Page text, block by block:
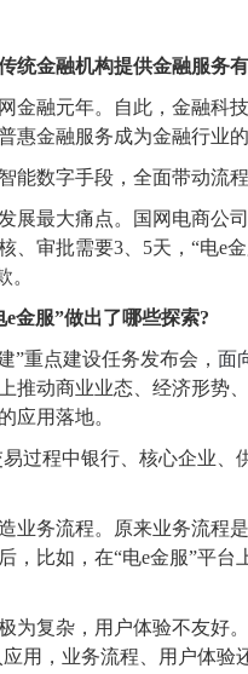
金融机构提供金融服务
金融元年。自此，金融
惠金融服务成为金融行业的
数字手段，全面带动流
展最大痛点。国网电商
审批需要3、5天，“电
。
金服”做出了哪些探索?
”重点建设任务发布会， 面
推动商业业态、经济形
应用落地。
过程中银行、核心企业
业务流程。原来业务流程
比如，在“电e金服”平
为复杂，用户体验不友好
用，业务流程、用户体验